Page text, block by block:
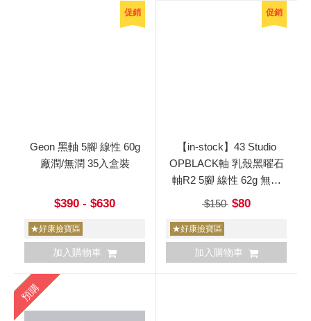
促銷
Geon 黑軸 5腳 線性 60g
廠潤/無潤 35入盒裝
$390 - $630
★好康撿寶區
加入購物車
促銷
【in-stock】43 Studio
OPBLACK軸 乳殼黑曜石
軸R2 5腳 線性 62g 無潤
10入
$150 $80
★好康撿寶區
加入購物車
預購